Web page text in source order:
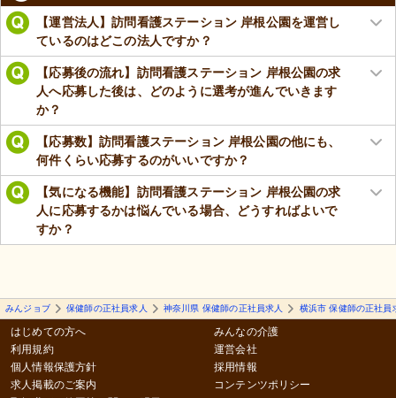
【運営法人】訪問看護ステーション 岸根公園を運営し
ているのはどこの法人ですか？
【応募後の流れ】訪問看護ステーション 岸根公園の求
人へ応募した後は、どのように選考が進んでいきます
か？
【応募数】訪問看護ステーション 岸根公園の他にも、
何件くらい応募するのがいいですか？
【気になる機能】訪問看護ステーション 岸根公園の求
人に応募するかは悩んでいる場合、どうすればよいで
すか？
みんジョブ 保健師の正社員求人 神奈川県 保健師の正社員求人 横浜市 保健師の正社員
はじめての方へ
利用規約
個人情報保護方針
求人掲載のご案内
みんなの介護
運営会社
採用情報
コンテンツポリシー